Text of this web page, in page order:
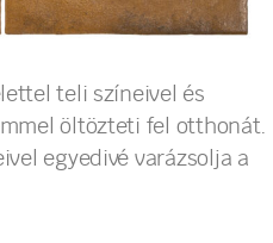
teli színeivel és
öltözteti fel otthonát.
egyedivé varázsolja a